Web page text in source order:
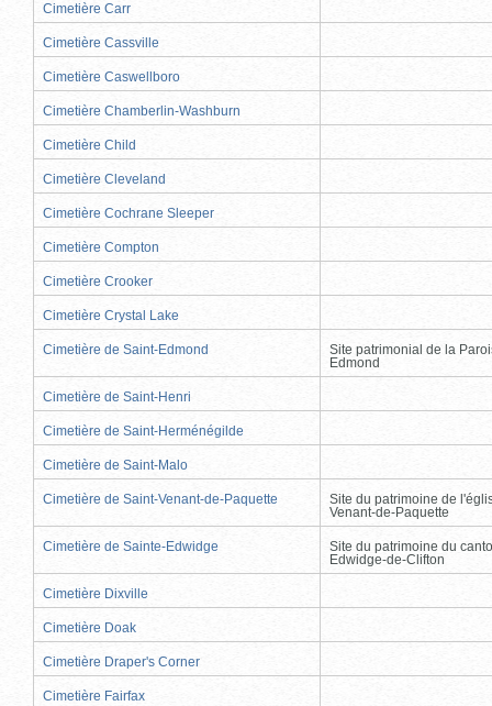
Cimetière Carr
Cimetière Cassville
Cimetière Caswellboro
Cimetière Chamberlin-Washburn
Cimetière Child
Cimetière Cleveland
Cimetière Cochrane Sleeper
Cimetière Compton
Cimetière Crooker
Cimetière Crystal Lake
Cimetière de Saint-Edmond
Site patrimonial de la
Edmond
Cimetière de Saint-Henri
Cimetière de Saint-Herménégilde
Cimetière de Saint-Malo
Cimetière de Saint-Venant-de-Paquette
Site du patrimoine de
Venant-de-Paquette
Cimetière de Sainte-Edwidge
Site du patrimoine du
Edwidge-de-Clifton
Cimetière Dixville
Cimetière Doak
Cimetière Draper's Corner
Cimetière Fairfax